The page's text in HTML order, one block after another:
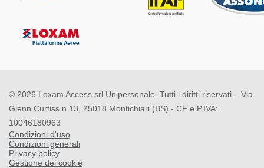
© 2026 Loxam Access srl Unipersonale. Tutti i diritti riservati – Via
Glenn Curtiss n.13, 25018 Montichiari (BS) - CF e P.IVA:
10046180963
Condizioni d'uso
Condizioni generali
Privacy policy
Gestione dei cookie